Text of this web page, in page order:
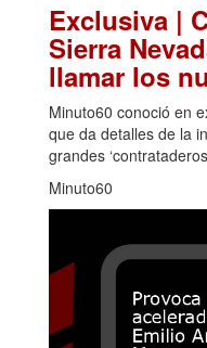
Exclusiva |
Sierra
llamar los
Minuto60 conoció en
que da detalles de la
grandes
Minuto60